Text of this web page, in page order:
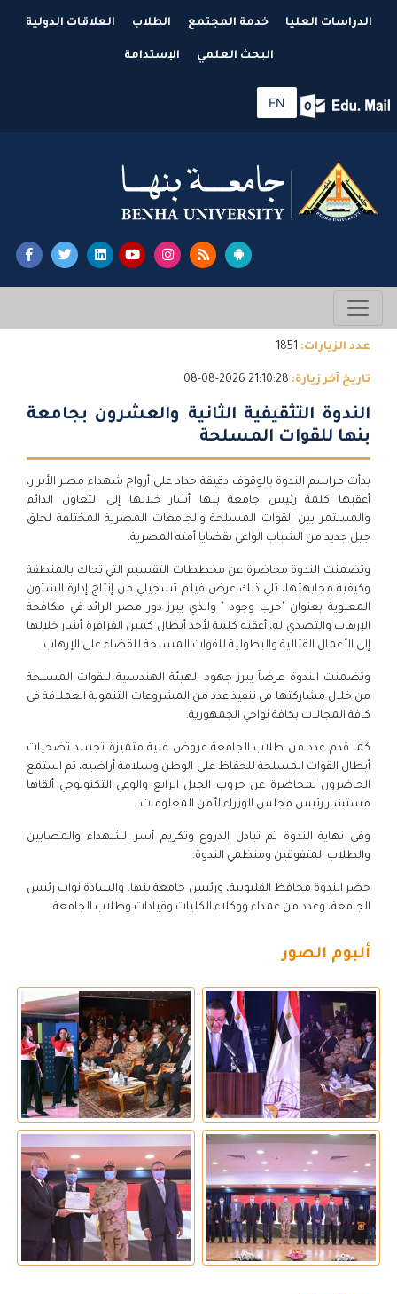
الدراسات العليا خدمة المجتمع الطلاب العلاقات الدولية
البحث العلمي الإستدامة
EN
عدد الزيارات: 1851
تاريخ آخر زيارة: 21:10:28 2026-08-08
الندوة التثقيفية الثانية والعشرون بجامعة
بنها للقوات المسلحة
بدأت مراسم الندوة بالوقوف دقيقة حداد على أرواح شهداء مصر الأبرار،
أعقبها كلمة رئيس جامعة بنها أشار خلالها إلى التعاون الدائم
والمستمر بين القوات المسلحة والجامعات المصرية المختلفة لخلق
جيل جديد من الشباب الواعي بقضايا أمته المصرية.
وتضمنت الندوة محاضرة عن مخططات التقسيم التي تحاك بالمنطقة
وكيفية مجابهتها، تلي ذلك عرض فيلم تسجيلي من إنتاج إدارة الشئون
المعنوية بعنوان "حرب وجود " والذي يبرز دور مصر الرائد في مكافحة
الإرهاب والتصدي له، أعقبه كلمة لأحد أبطال كمين الفرافرة أشار خلالها
إلى الأعمال القتالية والبطولية للقوات المسلحة للقضاء على الإرهاب.
وتضمنت الندوة عرضاً يبرز جهود الهيئة الهندسية للقوات المسلحة
من خلال مشاركتها في تنفيذ عدد من المشروعات التنموية العملاقة في
كافة المجالات بكافة نواحي الجمهورية.
كما قدم عدد من طلاب الجامعة عروض فنية متميزة تجسد تضحيات
أبطال القوات المسلحة للحفاظ على الوطن وسلامة أراضيه، ثم استمع
الحاضرون لمحاضرة عن حروب الجيل الرابع والوعي التكنولوجي ألقاها
مستشار رئيس مجلس الوزراء لأمن المعلومات.
وفى نهاية الندوة تم تبادل الدروع وتكريم أسر الشهداء والمصابين
والطلاب المتفوقين ومنظمي الندوة.
حضر الندوة محافظ القليوبية، ورئيس جامعة بنها، والسادة نواب رئيس
الجامعة، وعدد من عمداء ووكلاء الكليات وقيادات وطلاب الجامعة.
ألبوم الصور